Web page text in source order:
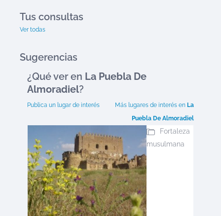
Tus consultas
Ver todas
Sugerencias
¿Qué ver en La Puebla De
Almoradiel?
Publica un lugar de interés Más lugares de interés en La
Puebla De Almoradiel
Fortaleza
musulmana